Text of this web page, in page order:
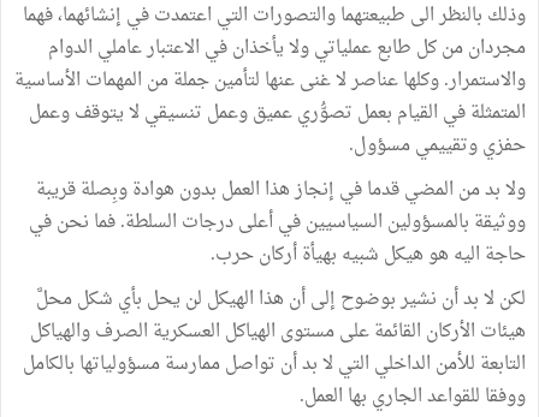
وذلك بالنظر الى طبيعتهما والتصورات التي اعتمدت في إنشائهما، فهما
مجردان من كل طابع عملياتي ولا يأخذان في الاعتبار عاملي الدوام
والاستمرار. وكلها عناصر لا غنى عنها لتأمين جملة من المهمات الأساسية
المتمثلة في القيام بعمل تصوُّري عميق وعمل تنسيقي لا يتوقف وعمل
حفزي وتقييمي مسؤول.
ولا بد من المضي قدما في إنجاز هذا العمل بدون هوادة وبِصلة قريبة
ووثيقة بالمسؤولين السياسيين في أعلى درجات السلطة. فما نحن في
حاجة اليه هو هيكل شبيه بهيأة أركان حرب.
لكن لا بد أن نشير بوضوح إلى أن هذا الهيكل لن يحل بأي شكل محلَّ
هيئات الأركان القائمة على مستوى الهياكل العسكرية الصرف والهياكل
التابعة للأمن الداخلي التي لا بد أن تواصل ممارسة مسؤولياتها بالكامل
ووفقا للقواعد الجاري بها العمل.